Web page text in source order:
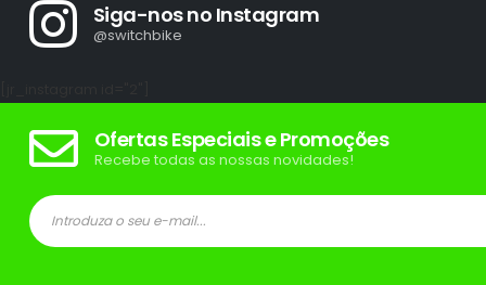
Siga-nos no Instagram
@switchbike
Ofertas Especiais e Promoções
Recebe todas as nossas novidades!